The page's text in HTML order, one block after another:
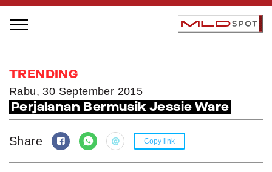
LOCAL GREATNESS
INSPIRING PEOPLE
INSPIRING PLACES
INSPIRING COMMUNITIES
TRENDING
Rabu, 30 September 2015
Perjalanan Bermusik Jessie Ware
Share Copy link